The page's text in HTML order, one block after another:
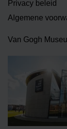
Privacy beleid
Algemene
Van Gogh